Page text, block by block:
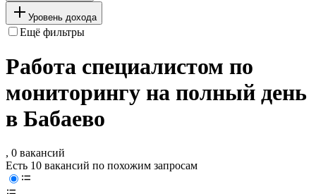
Уровень дохода
Ещё фильтры
Работа специалистом по
мониторингу на полный день
в Бабаево
, 0 вакансий
Есть 10 вакансий по похожим запросам